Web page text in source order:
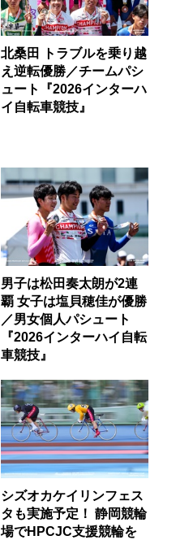
北桑田 トラブルを乗り越
え逆転優勝／チームパシ
ュート『2026インターハ
イ自転車競技』
男子は松田奏太朗が2連
覇 女子は塩貝穂佳が優勝
／男女個人パシュート
『2026インターハイ自転
車競技』
シズオカケイリンフェス
タも実施予定！ 静岡競輪
場でHPCJC支援競輪を